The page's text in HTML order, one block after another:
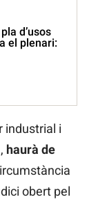
d’usos
el plenari:
industrial i
haurà de
obert pel